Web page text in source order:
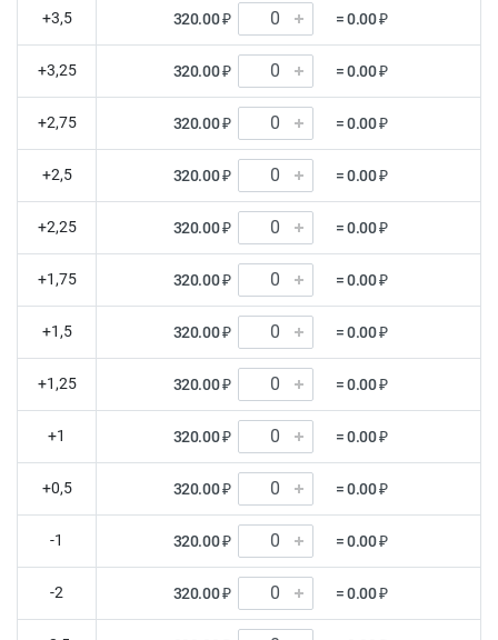
+3,5 320.00 ₽ = 0.00 ₽
+3,25 320.00 ₽ = 0.00 ₽
+2,75 320.00 ₽ = 0.00 ₽
+2,5 320.00 ₽ = 0.00 ₽
+2,25 320.00 ₽ = 0.00 ₽
+1,75 320.00 ₽ = 0.00 ₽
+1,5 320.00 ₽ = 0.00 ₽
+1,25 320.00 ₽ = 0.00 ₽
+1 320.00 ₽ = 0.00 ₽
+0,5 320.00 ₽ = 0.00 ₽
-1 320.00 ₽ = 0.00 ₽
-2 320.00 ₽ = 0.00 ₽